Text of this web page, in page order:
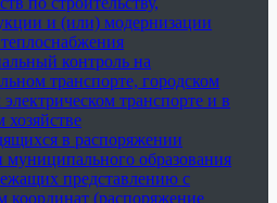
и (или) модернизации
контроль на
транспорте, городском
транспорте и в
в распоряжении
образования
представлению с
координат (распоряжение